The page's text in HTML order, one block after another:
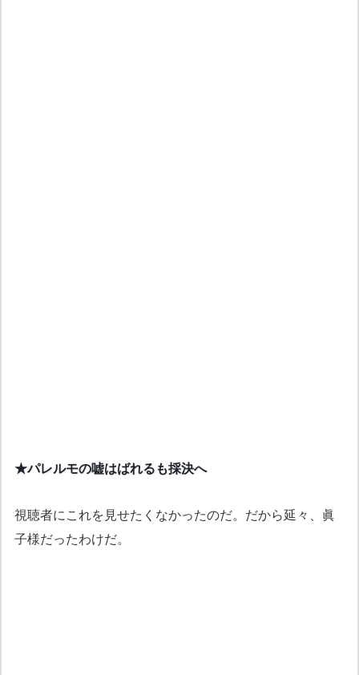
★パレルモの嘘はばれるも採決へ
視聴者にこれを見せたくなかったのだ。だから延々、眞
子様だったわけだ。